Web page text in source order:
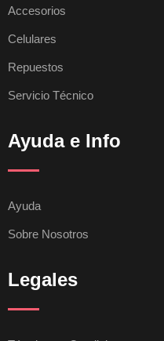
Accesorios
Celulares
Repuestos
Servicio Técnico
Ayuda e Info
Ayuda
Sobre Nosotros
Legales